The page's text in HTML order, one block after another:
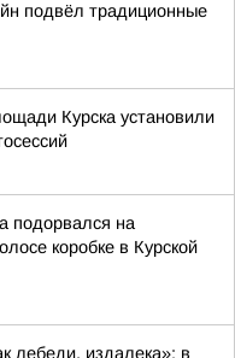
подвёл традиционные
Курска установили
подорвался на
коробке в Курской
лебеди, издалека»: в